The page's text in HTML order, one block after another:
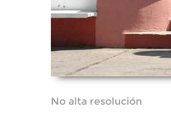
No alta resolución